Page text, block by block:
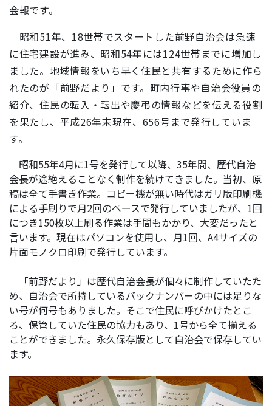
会報です。
昭和51年、18世帯でスタートした前野自治会は急速
に住宅建設が進み、昭和54年には124世帯までに増加し
ました。地域情報をいち早く住民と共有するために作ら
れたのが「前野だより」です。町内行事や自治会役員の
紹介、住民の転入・転出や慶弔の情報などを伝える役割
を果たし、平成26年末現在、656号まで発行していま
す。
昭和55年4月に1号を発行して以降、35年間、歴代自治
会長が途絶えることなく制作を続けてきました。当初、原
稿は全て手書き作業。コピー機が無い時代はガリ版印刷機
による手刷りで月2回のペースで発行していましたが、1回
につき150枚以上刷る作業は手間もかかり、大変だったと
言います。現在はパソコンを使用し、月1回、A4サイズの
片面モノクロ印刷で発行しています。
「前野だより」は歴代自治会長が個々に制作していたた
め、自治会で所持しているバックナンバーの中には足りな
い号が何号もありました。そこで住民に呼びかけたとこ
ろ、保管していた住民の協力もあり、1号から全て揃える
ことができました。永久保存版として自治会で保存してい
ます。